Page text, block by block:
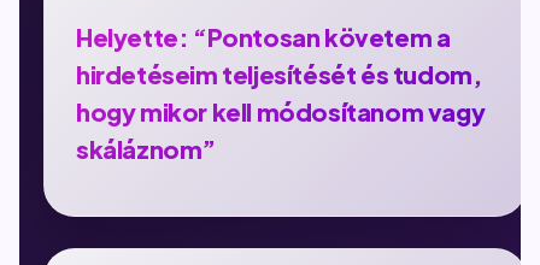
Helyette: “Pontosan követem a
hirdetéseim teljesítését és tudom,
hogy mikor kell módosítanom vagy
skáláznom”